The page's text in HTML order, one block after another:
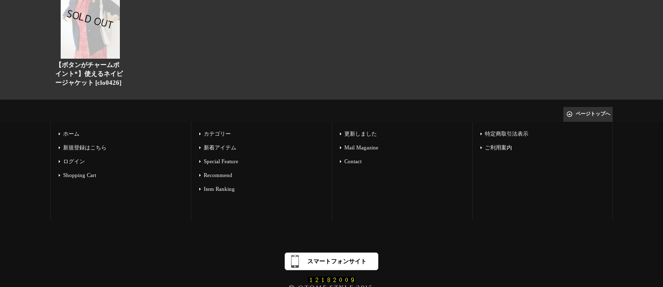
【ボタンがチャームポ
イント*】使えるネイビ
ージャケット [clo0426]
ページトップへ
ホーム
新規登録はこちら
ログイン
Shopping Cart
カテゴリー
新着アイテム
Special Feature
Recommend
Item Ranking
更新しました
Mail Magazine
Contact
特定商取引法表示
ご利用案内
スマートフォンサイト